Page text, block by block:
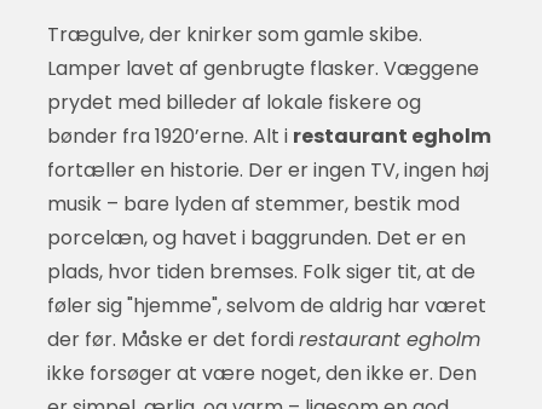
Trægulve, der knirker som gamle skibe.
Lamper lavet af genbrugte flasker. Væggene
prydet med billeder af lokale fiskere og
bønder fra 1920’erne. Alt i restaurant egholm
fortæller en historie. Der er ingen TV, ingen høj
musik – bare lyden af stemmer, bestik mod
porcelæn, og havet i baggrunden. Det er en
plads, hvor tiden bremses. Folk siger tit, at de
føler sig "hjemme", selvom de aldrig har været
der før. Måske er det fordirestaurant egholm
ikke forsøger at være noget, den ikke er. Den